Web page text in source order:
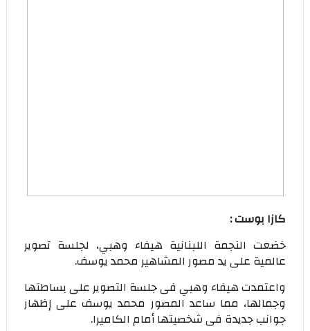
كازا بوست :
خضعت النجمة اللبنانية هيفاء وهبي، لجلسة تصوير
عالمية على يد مصور المشاهير محمد يوسف.
واعتمدت هيفاء وهبي فى جلسة التصوير على بساطتها
وجمالها، مما ساعد المصور محمد يوسف على إظهار
جوانب جديدة فى شخصيتها أمام الكاميرا.